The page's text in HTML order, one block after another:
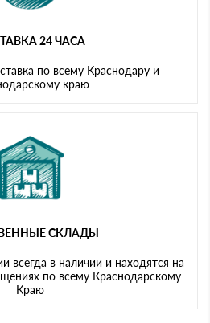
24 ЧАСА
по всему Краснодару и
краю
СКЛАДЫ
всегда в наличии и находятся на
по всему Краснодарскому
Краю